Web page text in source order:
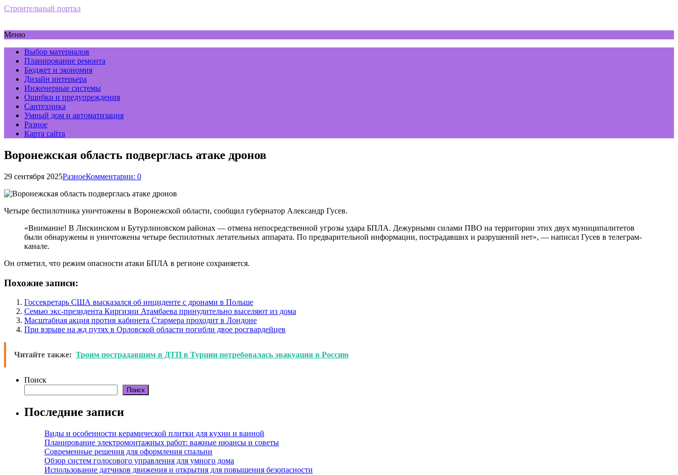
Строительный портал
Меню
Выбор материалов
Планирование ремонта
Бюджет и экономия
Дизайн интерьера
Инженерные системы
Ошибки и предупреждения
Сантехника
Умный дом и автоматизация
Разное
Карта сайта
Воронежская область подверглась атаке дронов
29 сентября 2025РазноеКомментарии: 0
Четыре беспилотника уничтожены в Воронежской области, сообщил губернатор Александр Гусев.
«Внимание! В Лискинском и Бутурлиновском районах — отмена непосредственной угрозы удара БПЛА. Дежурными силами ПВО на территории этих двух муниципалитетов
были обнаружены и уничтожены четыре беспилотных летательных аппарата. По предварительной информации, пострадавших и разрушений нет», — написал Гусев в телеграм-
канале.
Он отметил, что режим опасности атаки БПЛА в регионе сохраняется.
Похожие записи:
Госсекретарь США высказался об инциденте с дронами в Польше
Семью экс-президента Киргизии Атамбаева принудительно выселяют из дома
Масштабная акция против кабинета Стармера проходит в Лондоне
При взрыве на жд путях в Орловской области погибли двое росгвардейцев
Читайте также: Троим пострадавшим в ДТП в Турции потребовалась эвакуация в Россию
Поиск
Поиск
Последние записи
Виды и особенности керамической плитки для кухни и ванной
Планирование электромонтажных работ: важные нюансы и советы
Современные решения для оформления спальни
Обзор систем голосового управления для умного дома
Использование датчиков движения и открытия для повышения безопасности